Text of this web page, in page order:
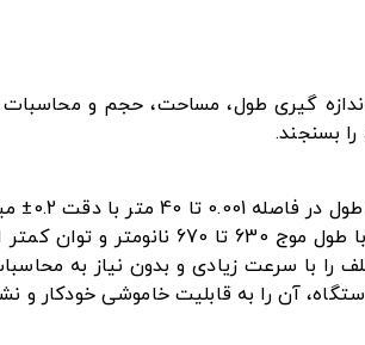
گیری طول، مساحت، حجم و محاسبات
بسنجند.
آن را به قابلیت خاموشی خودکار و